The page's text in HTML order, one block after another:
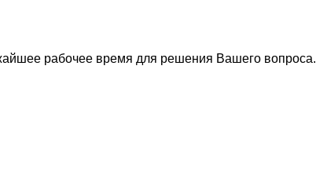
рабочее время для решения Вашего вопроса.